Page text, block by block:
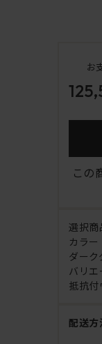
お
この
選択商
カラー
ダーク
バリエ
抵抗付
配送方